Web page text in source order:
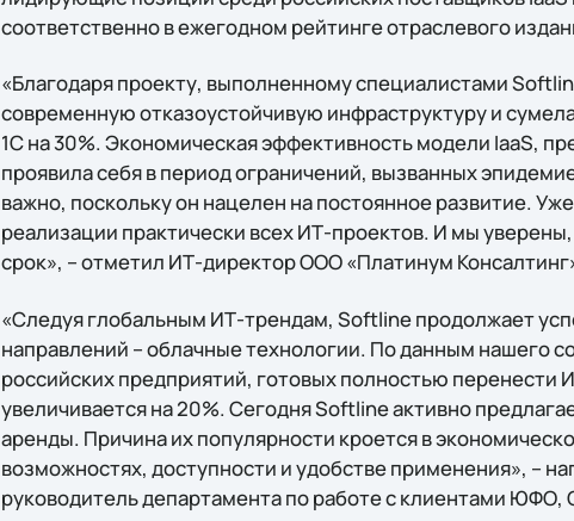
соответственно в ежегодном рейтинге отраслевого
«Благодаря проекту, выполненному специалистами
современную отказоустойчивую инфраструктуру и
1С на 30%. Экономическая эффективность модели IaaS,
проявила себя в период ограничений, вызванных
важно, поскольку он нацелен на постоянное развитие.
реализации практически всех ИТ-проектов. И мы
срок», – отметил ИТ-директор ООО «Платинум
«Следуя глобальным ИТ-трендам, Softline продолжает
направлений – облачные технологии. По данным нашего
российских предприятий, готовых полностью перенести
увеличивается на 20%. Сегодня Softline активно
аренды. Причина их популярности кроется в
возможностях, доступности и удобстве применения», –
руководитель департамента по работе с клиентами